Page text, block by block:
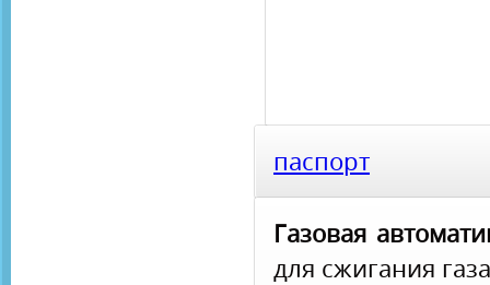
паспорт
Газовая
для сжигания